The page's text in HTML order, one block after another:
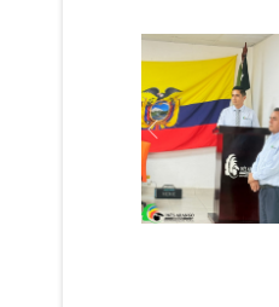
Previous